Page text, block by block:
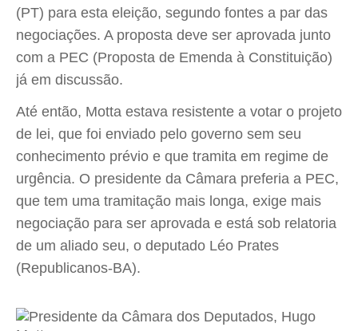
(PT) para esta eleição, segundo fontes a par das
negociações. A proposta deve ser aprovada junto
com a PEC (Proposta de Emenda à Constituição)
já em discussão.
Até então, Motta estava resistente a votar o projeto
de lei, que foi enviado pelo governo sem seu
conhecimento prévio e que tramita em regime de
urgência. O presidente da Câmara preferia a PEC,
que tem uma tramitação mais longa, exige mais
negociação para ser aprovada e está sob relatoria
de um aliado seu, o deputado Léo Prates
(Republicanos-BA).